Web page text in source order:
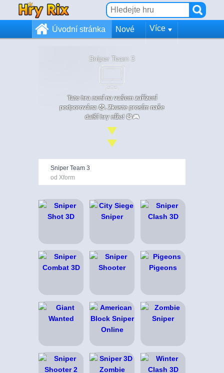
Úvodní stránka Nové Více
Sniper Team 3
Tato hra není na vašem zařízení
podporována 😞. Zkuste prosím naše
další hry níže! 😄🎮
Sniper Team 3
od Xform